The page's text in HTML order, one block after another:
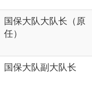
国保大队大队长（原
任）
国保大队副大队长